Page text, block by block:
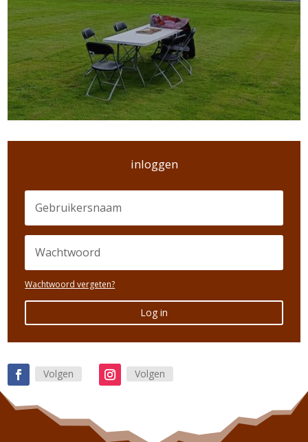
inloggen
Wachtwoord vergeten?
Log in
Volgen Volgen